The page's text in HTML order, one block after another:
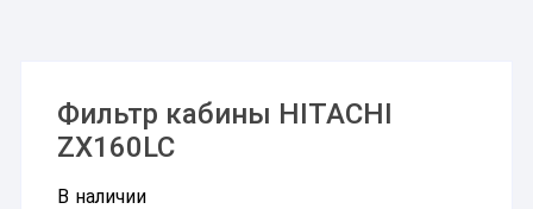
Фильтр кабины HITACHI
ZX160LC
В наличии